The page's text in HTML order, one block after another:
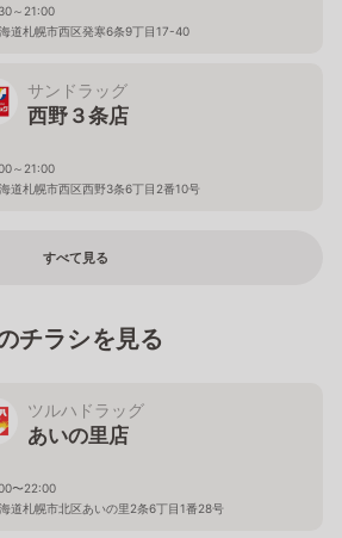
～21:00
道札幌市西区発寒6条9丁目17-40
サンドラッグ
西野３条店
～21:00
道札幌市西区西野3条6丁目2番10号
すべて見る
チラシを見る
ツルハドラッグ
あいの里店
〜22:00
道札幌市北区あいの里2条6丁目1番28号